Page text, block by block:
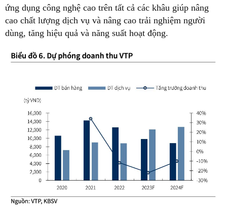
ứng dụng công nghệ cao trên tất cả các khâu giúp nâng
cao chất lượng dịch vụ và nâng cao trải nghiệm người
dùng, tăng hiệu quả và năng suất hoạt động.